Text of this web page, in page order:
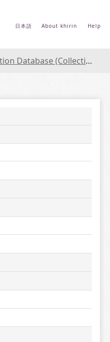
日本語 About khirin Help
Database of the National Museum of Japanese History)